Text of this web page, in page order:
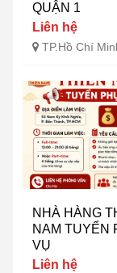
QUẬN 1
Liên hệ
TP.Hồ Chí
NHÀ HÀNG
NAM TUYỂN
VỤ
Liên hệ